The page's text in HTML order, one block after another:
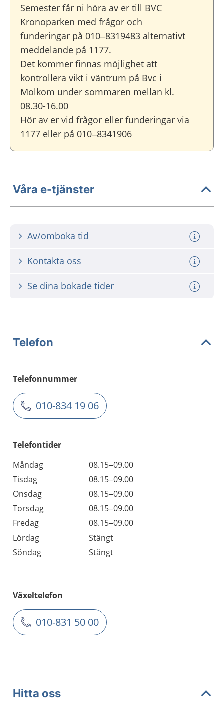
Semester får ni höra av er till BVC
Kronoparken med frågor och
funderingar på 010–8319483 alternativt
meddelande på 1177.
Det kommer finnas möjlighet att
kontrollera vikt i väntrum på Bvc i
Molkom under sommaren mellan kl.
08.30-16.00
Hör av er vid frågor eller funderingar via
1177 eller på 010–8341906
Våra e-tjänster
Av/omboka tid
Kontakta oss
Se dina bokade tider
Telefon
Telefonnummer
010-834 19 06
Telefontider
Måndag
08.15–09.00
Tisdag
08.15–09.00
Onsdag
08.15–09.00
Torsdag
08.15–09.00
Fredag
08.15–09.00
Lördag
Stängt
Söndag
Stängt
Växeltelefon
010-831 50 00
Hitta oss